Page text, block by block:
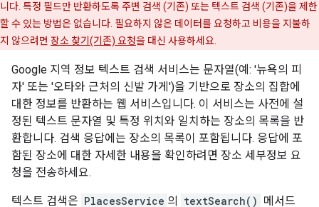
니다. 특정 필드만 반환하도록 주변 검색 (기존) 또는 텍스트 검색 (기존)을 제한
할 수 있는 방법은 없습니다. 필요하지 않은 데이터를 요청하고 비용을 지불하
지 않으려면 장소 찾기(기존) 요청을 대신 사용하세요.
Google 지역 정보 텍스트 검색 서비스는 문자열(예: '뉴욕의 피
자' 또는 '오타와 근처의 신발 가게')을 기반으로 장소의 집합에
대한 정보를 반환하는 웹 서비스입니다. 이 서비스는 사전에 설
정된 텍스트 문자열 및 특정 위치와 일치하는 장소의 목록을 반
환합니다. 검색 응답에는 장소의 목록이 포함됩니다. 응답에 포
함된 장소에 대한 자세한 내용을 확인하려면 장소 세부정보 요
청을 전송하세요.
텍스트 검색은 PlacesService 의 textSearch() 메서드